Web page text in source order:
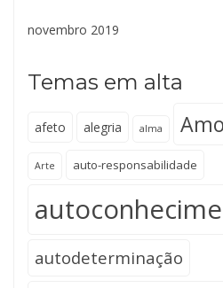
novembro 2019
Temas em alta
afeto alegria alma
Arte auto-responsabilidade
autodeterminação